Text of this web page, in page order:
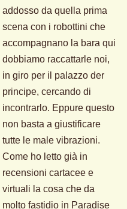
addosso da quella prima
scena con i robottini che
accompagnano la bara qui
dobbiamo raccattarle noi,
in giro per il palazzo der
principe, cercando di
incontrarlo. Eppure questo
non basta a giustificare
tutte le male vibrazioni.
Come ho letto già in
recensioni cartacee e
virtuali la cosa che da
molto fastidio in Paradise